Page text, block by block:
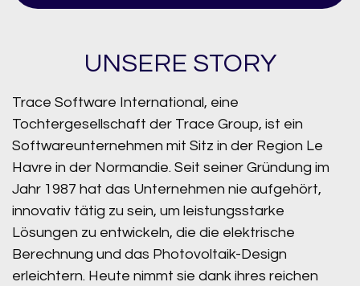
UNSERE STORY
Trace Software International, eine
Tochtergesellschaft der Trace Group, ist ein
Softwareunternehmen mit Sitz in der Region Le
Havre in der Normandie. Seit seiner Gründung im
Jahr 1987 hat das Unternehmen nie aufgehört,
innovativ tätig zu sein, um leistungsstarke
Lösungen zu entwickeln, die die elektrische
Berechnung und das Photovoltaik-Design
erleichtern. Heute nimmt sie dank ihres reichen